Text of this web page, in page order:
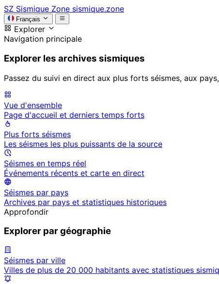
SZ Sismique Zone sismique.zone
Français
Explorer
Navigation principale
Explorer les archives sismiques
Passez du suivi en direct aux plus forts séismes, aux
Vue d'ensemble
Page d'accueil et derniers temps forts
Plus forts séismes
Les séismes les plus puissants de la source
Séismes en temps réel
Événements récents et carte en direct
Séismes par pays
Archives par pays et statistiques historiques
Approfondir
Explorer par géographie
Séismes par ville
Villes de plus de 20 000 habitants avec statistiques